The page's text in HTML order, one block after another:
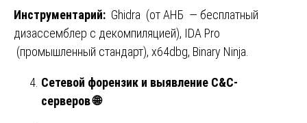
Инструментарий: Ghidra (от АНБ — бесплатный
дизассемблер с декомпиляцией), IDA Pro
(промышленный стандарт), x64dbg, Binary Ninja.
Сетевой форензик и выявление C&C-
серверов🌐